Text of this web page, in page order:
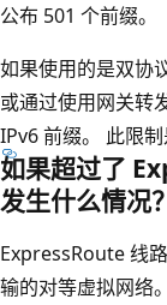
公布 501 个前缀。
如果使用的是双协
或通过使用网关转
IPv6 前缀。 此限
如果超过了
发生什么情况？
ExpressRoute 线
输的对等虚拟网络